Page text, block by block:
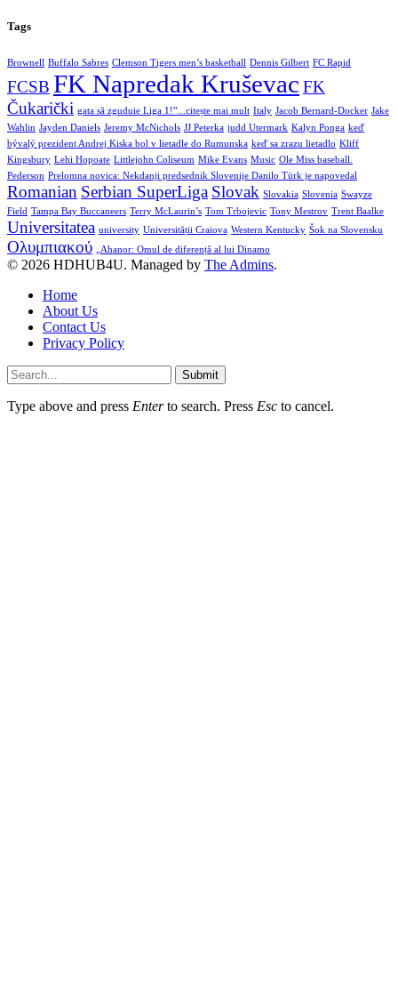
Tags
Brownell Buffalo Sabres Clemson Tigers men’s basketball Dennis Gilbert FC Rapid
FCSB FK Napredak Kruševac FK
Čukarički gata să zguduie Liga 1!”...citește mai mult Italy Jacob Bernard-Docker Jake
Wahlin Jayden Daniels Jeremy McNichols JJ Peterka judd Utermark Kalyn Ponga keď
bývalý prezident Andrej Kiska bol v lietadle do Rumunska keď sa zrazu lietadlo Kliff
Kingsbury Lehi Hopoate Littlejohn Coliseum Mike Evans Music Ole Miss baseball.
Pederson Prelomna novica: Nekdanji predsednik Slovenije Danilo Türk je napovedal
Romanian Serbian SuperLiga Slovak Slovakia Slovenia Swayze
Field Tampa Bay Buccaneers Terry McLaurin’s Tom Trbojevic Tony Mestrov Trent Baalke
Universitatea university Universității Craiova Western Kentucky Šok na Slovensku
Ολυμπιακού „Ahanor: Omul de diferență al lui Dinamo
© 2026 HDHUB4U. Managed by The Admins.
Home
About Us
Contact Us
Privacy Policy
Submit
Type above and press Enterto search. Press Esc to cancel.